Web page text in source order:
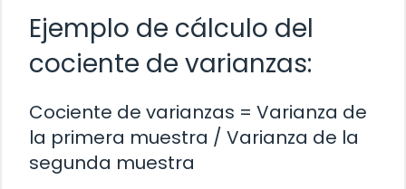
Ejemplo de cálculo del
cociente de varianzas:
Cociente de varianzas = Varianza de
la primera muestra / Varianza de la
segunda muestra